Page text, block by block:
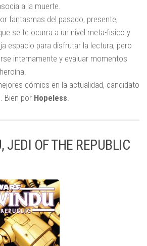
a la muerte.
fantasmas del pasado, presente,
se te ocurra a un nivel meta-fisico y
espacio para disfrutar la lectura, pero
internamente y evaluar momentos
cómics en la actualidad, candidato
Bien por Hopeless
JEDI OF THE REPUBLIC